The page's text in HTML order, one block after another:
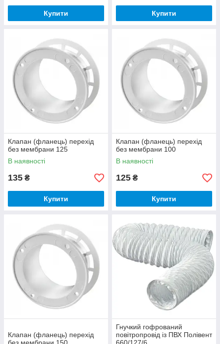
Купити Купити
Клапан (фланець) перехід
без мембрани 125
В наявності
135 ₴
Купити
Клапан (фланець) перехід
без мембрани 100
В наявності
125 ₴
Купити
Клапан (фланець) перехід
Гнучкий гофрований
повітропровід із ПВХ Полівент